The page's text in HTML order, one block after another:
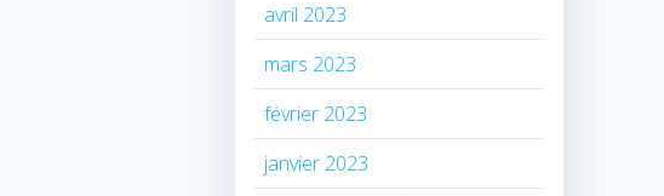
avril 2023
mars 2023
février 2023
janvier 2023